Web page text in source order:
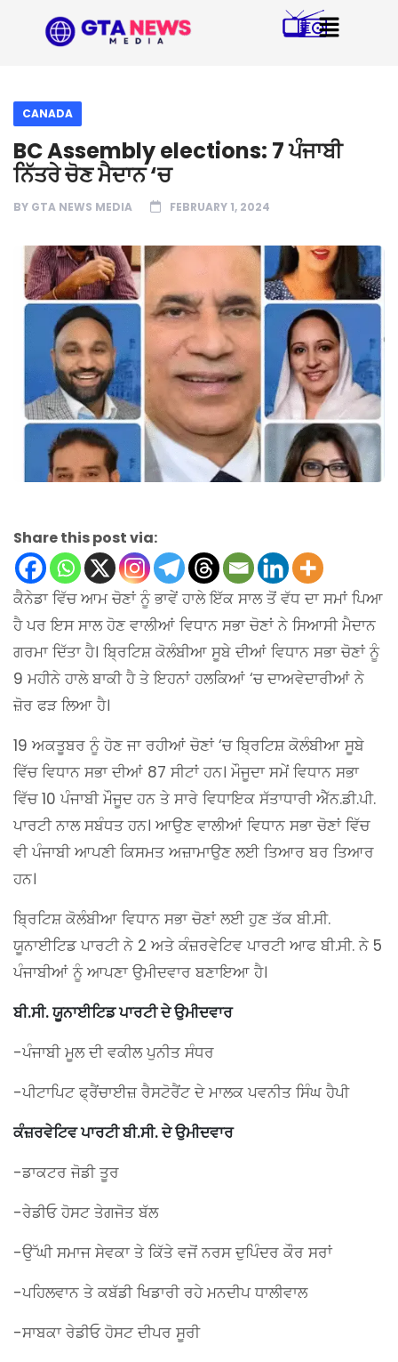
CANADA
BC Assembly elections: 7 ਪੰਜਾਬੀ
ਨਿੱਤਰੇ ਚੋਣ ਮੈਦਾਨ ‘ਚ
BY GTA NEWS MEDIA FEBRUARY 1, 2024
Share this post via:
ਕੈਨੇਡਾ ਵਿੱਚ ਆਮ ਚੋਣਾਂ ਨੂੰ ਭਾਵੇਂ ਹਾਲੇ ਇੱਕ ਸਾਲ ਤੋਂ ਵੱਧ ਦਾ ਸਮਾਂ ਪਿਆ
ਹੈ ਪਰ ਇਸ ਸਾਲ ਹੋਣ ਵਾਲੀਆਂ ਵਿਧਾਨ ਸਭਾ ਚੋਣਾਂ ਨੇ ਸਿਆਸੀ ਮੈਦਾਨ
ਗਰਮਾ ਦਿੱਤਾ ਹੈ। ਬ੍ਰਿਟਿਸ਼ ਕੋਲੰਬੀਆ ਸੂਬੇ ਦੀਆਂ ਵਿਧਾਨ ਸਭਾ ਚੋਣਾਂ ਨੂੰ
9 ਮਹੀਨੇ ਹਾਲੇ ਬਾਕੀ ਹੈ ਤੇ ਇਹਨਾਂ ਹਲਕਿਆਂ ‘ਚ ਦਾਅਵੇਦਾਰੀਆਂ ਨੇ
ਜ਼ੋਰ ਫੜ ਲਿਆ ਹੈ।
19 ਅਕਤੂਬਰ ਨੂੰ ਹੋਣ ਜਾ ਰਹੀਆਂ ਚੋਣਾਂ ‘ਚ ਬ੍ਰਿਟਿਸ਼ ਕੋਲੰਬੀਆ ਸੂਬੇ
ਵਿੱਚ ਵਿਧਾਨ ਸਭਾ ਦੀਆਂ 87 ਸੀਟਾਂ ਹਨ। ਮੌਜੂਦਾ ਸਮੇਂ ਵਿਧਾਨ ਸਭਾ
ਵਿੱਚ 10 ਪੰਜਾਬੀ ਮੌਜੂਦ ਹਨ ਤੇ ਸਾਰੇ ਵਿਧਾਇਕ ਸੱਤਾਧਾਰੀ ਐੱਨ.ਡੀ.ਪੀ.
ਪਾਰਟੀ ਨਾਲ ਸਬੰਧਤ ਹਨ। ਆਉਣ ਵਾਲੀਆਂ ਵਿਧਾਨ ਸਭਾ ਚੋਣਾਂ ਵਿੱਚ
ਵੀ ਪੰਜਾਬੀ ਆਪਣੀ ਕਿਸਮਤ ਅਜ਼ਾਮਾਉਣ ਲਈ ਤਿਆਰ ਬਰ ਤਿਆਰ
ਹਨ।
ਬ੍ਰਿਟਿਸ਼ ਕੋਲੰਬੀਆ ਵਿਧਾਨ ਸਭਾ ਚੋਣਾਂ ਲਈ ਹੁਣ ਤੱਕ ਬੀ.ਸੀ.
ਯੂਨਾਈਟਿਡ ਪਾਰਟੀ ਨੇ 2 ਅਤੇ ਕੰਜ਼ਰਵੇਟਿਵ ਪਾਰਟੀ ਆਫ ਬੀ.ਸੀ. ਨੇ 5
ਪੰਜਾਬੀਆਂ ਨੂੰ ਆਪਣਾ ਉਮੀਦਵਾਰ ਬਣਾਇਆ ਹੈ।
ਬੀ.ਸੀ. ਯੂਨਾਈਟਿਡ ਪਾਰਟੀ ਦੇ ਉਮੀਦਵਾਰ
-ਪੰਜਾਬੀ ਮੂਲ ਦੀ ਵਕੀਲ ਪੁਨੀਤ ਸੰਧਰ
-ਪੀਟਾਪਿਟ ਫ੍ਰੈਂਚਾਈਜ਼ ਰੈਸਟੋਰੈਂਟ ਦੇ ਮਾਲਕ ਪਵਨੀਤ ਸਿੰਘ ਹੈਪੀ
ਕੰਜ਼ਰਵੇਟਿਵ ਪਾਰਟੀ ਬੀ.ਸੀ. ਦੇ ਉਮੀਦਵਾਰ
-ਡਾਕਟਰ ਜੋਡੀ ਤੂਰ
-ਰੇਡੀਓ ਹੋਸਟ ਤੇਗਜੋਤ ਬੱਲ
-ਉੱਘੀ ਸਮਾਜ ਸੇਵਕਾ ਤੇ ਕਿੱਤੇ ਵਜੋਂ ਨਰਸ ਦੁਪਿੰਦਰ ਕੌਰ ਸਰਾਂ
-ਪਹਿਲਵਾਨ ਤੇ ਕਬੱਡੀ ਖਿਡਾਰੀ ਰਹੇ ਮਨਦੀਪ ਧਾਲੀਵਾਲ
-ਸਾਬਕਾ ਰੇਡੀਓ ਹੋਸਟ ਦੀਪਰ ਸੂਰੀ